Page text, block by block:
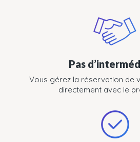
Pas
Vous gérez la réservation de
directement avec le